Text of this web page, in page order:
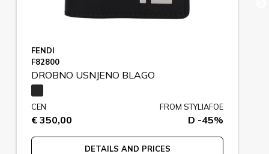
FENDI
F82800
DROBNO USNJENO BLAGO
CEN
€ 350,00
FROM STYLIAFOE
D -45%
DETAILS AND PRICES